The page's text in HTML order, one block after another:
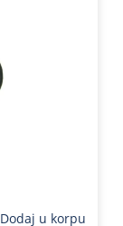
Dodaj u korpu